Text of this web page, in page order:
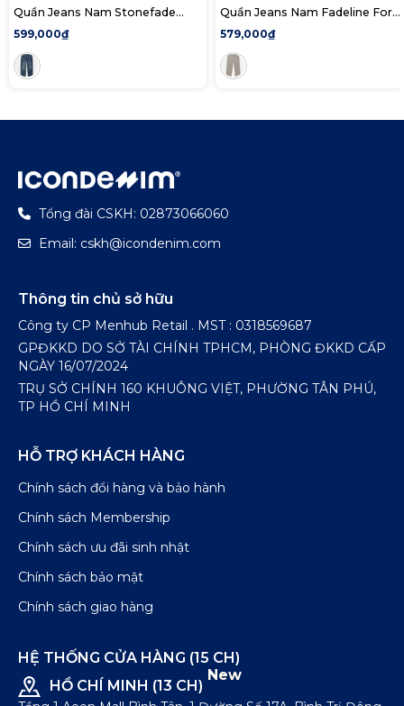
Quần Jeans Nam Stonefade
Form Straight
599,000₫
Quần Jeans Nam Fadeline Form
Baggy
579,000₫
Tổng đài CSKH: 02873066060
Email: cskh@icondenim.com
Thông tin chủ sở hữu
Công ty CP Menhub Retail . MST : 0318569687
GPĐKKD DO SỞ TÀI CHÍNH TPHCM, PHÒNG ĐKKD CẤP
NGÀY 16/07/2024
TRỤ SỞ CHÍNH 160 KHUÔNG VIỆT, PHƯỜNG TÂN PHÚ,
TP HỒ CHÍ MINH
HỖ TRỢ KHÁCH HÀNG
Chính sách đổi hàng và bảo hành
Chính sách Membership
Chính sách ưu đãi sinh nhật
Chính sách bảo mật
Chính sách giao hàng
HỆ THỐNG CỬA HÀNG (15 CH)
HỒ CHÍ MINH (13 CH)
New